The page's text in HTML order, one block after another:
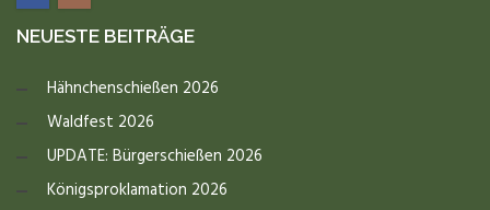
NEUESTE BEITRÄGE
Hähnchenschießen 2026
Waldfest 2026
UPDATE: Bürgerschießen 2026
Königsproklamation 2026